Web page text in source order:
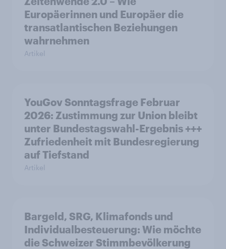
Europäerinnen und Europäer die
transatlantischen Beziehungen
wahrnehmen
Artikel
YouGov Sonntagsfrage Februar
2026: Zustimmung zur Union bleibt
unter Bundestagswahl-Ergebnis +++
Zufriedenheit mit Bundesregierung
auf Tiefstand
Artikel
Bargeld, SRG, Klimafonds und
Individualbesteuerung: Wie möchte
die Schweizer Stimmbevölkerung